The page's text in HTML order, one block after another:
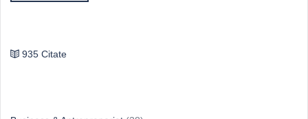
935 Citate